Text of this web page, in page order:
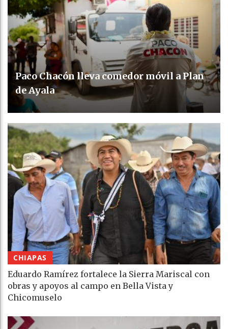
Paco Chacón lleva comedor móvil a Plan
de Ayala
CHIAPAS
Eduardo Ramírez fortalece la Sierra Mariscal con
obras y apoyos al campo en Bella Vista y
Chicomuselo